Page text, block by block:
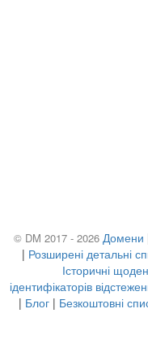
© DM 2017 - 2026 Домени
| Розширені детальні
Історичні
ідентифікаторів
| Блог | Безкоштовні